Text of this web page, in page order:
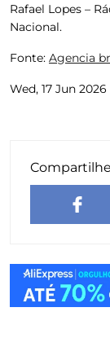
Rafael Lopes –
Nacional.
Fonte: Agencia
Wed, 17 Jun